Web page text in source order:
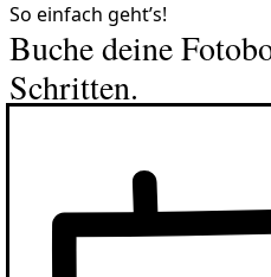
So einfach geht’s!
Buche deine
Schritten.